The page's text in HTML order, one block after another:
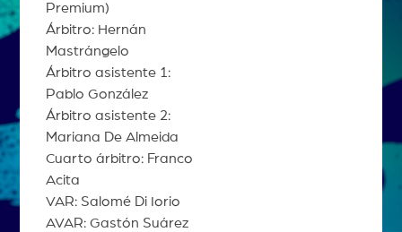
Premium)
Árbitro: Hernán
Mastrángelo
Árbitro asistente 1:
Pablo González
Árbitro asistente 2:
Mariana De Almeida
Cuarto árbitro: Franco
Acita
VAR: Salomé Di Iorio
AVAR: Gastón Suárez